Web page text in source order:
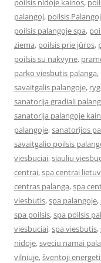
poilsis nidoje kainos,
palangoj, poilsis
poilsis palangoje spa,
ziema, poilsis prie jūros,
poilsis su nakvyne,
parko viesbutis palanga,
savaitgalis palangoje,
sanatorija gradiali
sanatorija palangoje
palangoje,sanatorijos
savaitgalio poilsis
viesbuciai,siauliu
centrai,spa centrai
centras palanga,spa
viesbutis,spa palangoje,
spa poilsis,spa poilsis
viesbuciai,spa viesbutis,
nidoje,sveciu namai
vilniuje,šventoji